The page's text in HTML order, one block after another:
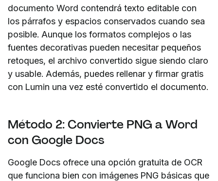
documento Word contendrá texto editable con
los párrafos y espacios conservados cuando sea
posible. Aunque los formatos complejos o las
fuentes decorativas pueden necesitar pequeños
retoques, el archivo convertido sigue siendo claro
y usable. Además, puedes rellenar y firmar gratis
con Lumin una vez esté convertido el documento.
Método 2: Convierte PNG a Word
con Google Docs
Google Docs ofrece una opción gratuita de OCR
que funciona bien con imágenes PNG básicas que